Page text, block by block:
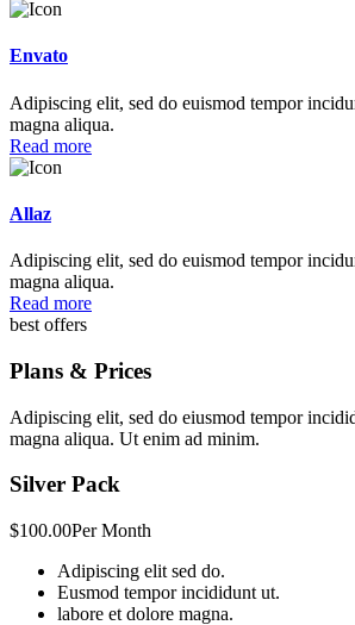
Envato
Adipiscing elit, sed do euismod tempor
magna aliqua.
Read more
Allaz
Adipiscing elit, sed do euismod tempor
magna aliqua.
Read more
best offers
Plans & Prices
Adipiscing elit, sed do eiusmod tempor
magna aliqua. Ut enim ad minim.
Silver Pack
$100.00Per Month
Adipiscing elit sed do.
Eusmod tempor incididunt ut.
labore et dolore magna.